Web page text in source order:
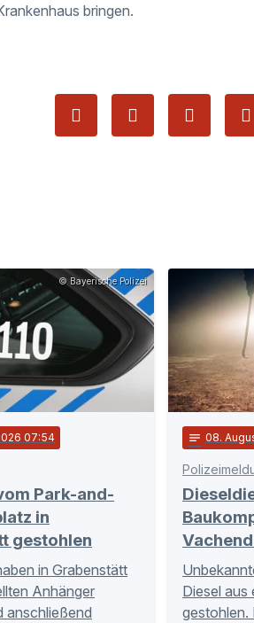
bringen.
© Bayerische Polizei
07:54
Park-and-
in
gestohlen
in Grabenstätt
Anhänger
anschließend
notes 08.
Diesel aus
gestohlen.